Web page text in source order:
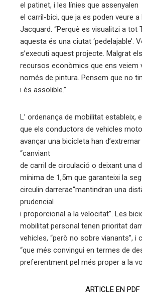
el patinet, i les línies que assenyalen
el carril-bici, que ja es poden veure a
Jacquard. “Perquè es visualitzi a tot
aquesta és una ciutat ‘pedelajable’.
s’executi aquest projecte. Malgrat
recursos econòmics que ens veiem
només de pintura. Pensem que no
i és assolible.”
L’ ordenança de mobilitat estableix,
que els conductors de vehicles
avançar una bicicleta han
“canviant
de carril de circulació o deixant una
mínima de 1,5m que garanteixi la
circulin darrerae“mantindran una
prudencial
i proporcional a la velocitat”. Les
mobilitat personal tenen prioritat
vehicles, “però no sobre vianants”, i
“que més convingui en termes de
preferentment pel més proper a la
ARTICLE EN PDF